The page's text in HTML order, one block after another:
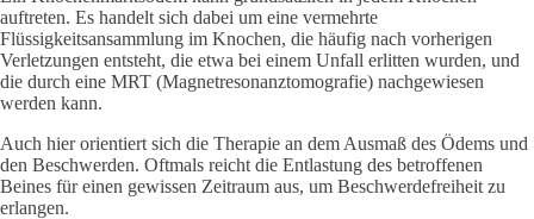
auftreten. Es handelt sich dabei um eine vermehrte
Flüssigkeitsansammlung im Knochen, die häufig nach vorherigen
Verletzungen entsteht, die etwa bei einem Unfall erlitten wurden, und
die durch eine MRT (Magnetresonanztomografie) nachgewiesen
werden kann.
Auch hier orientiert sich die Therapie an dem Ausmaß des Ödems und
den Beschwerden. Oftmals reicht die Entlastung des betroffenen
Beines für einen gewissen Zeitraum aus, um Beschwerdefreiheit zu
erlangen.